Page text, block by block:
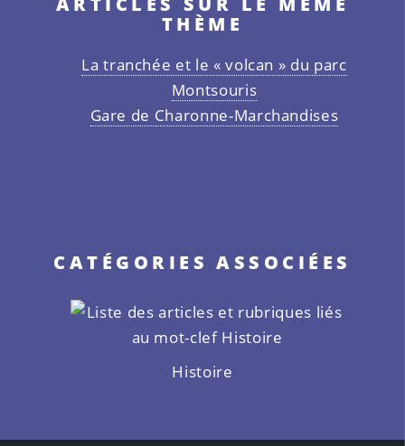
THÈME
La tranchée et le « volcan » du parc
Montsouris
Gare de Charonne-Marchandises
CATÉGORIES ASSOCIÉES
Histoire